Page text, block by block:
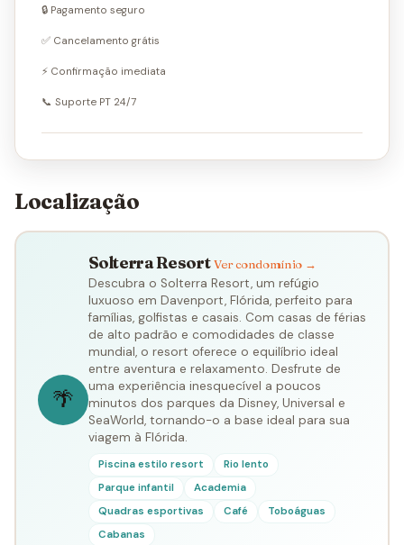
🔒 Pagamento seguro
✅ Cancelamento grátis
⚡ Confirmação imediata
📞 Suporte PT 24/7
Localização
🌴
Solterra ResortVer condomínio →
Descubra o Solterra Resort, um refúgio
luxuoso em Davenport, Flórida, perfeito para
famílias, golfistas e casais. Com casas de férias
de alto padrão e comodidades de classe
mundial, o resort oferece o equilíbrio ideal
entre aventura e relaxamento. Desfrute de
uma experiência inesquecível a poucos
minutos dos parques da Disney, Universal e
SeaWorld, tornando-o a base ideal para sua
viagem à Flórida.
Piscina estilo resort
Rio lento
Parque infantil
Academia
Quadras esportivas
Café
Toboáguas
Cabanas